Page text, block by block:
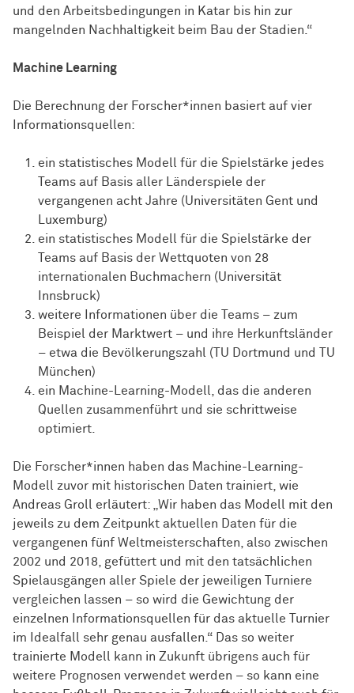
und den Arbeitsbedingungen in Katar bis hin zur
mangelnden Nachhaltigkeit beim Bau der Stadien.“
Machine Learning
Die Berechnung der Forscher*innen basiert auf vier
Informationsquellen:
ein statistisches Modell für die Spielstärke jedes
Teams auf Basis aller Länderspiele der
vergangenen acht Jahre (Universitäten Gent und
Luxemburg)
ein statistisches Modell für die Spielstärke der
Teams auf Basis der Wettquoten von 28
internationalen Buchmachern (Universität
Innsbruck)
weitere Informationen über die Teams – zum
Beispiel der Marktwert – und ihre Herkunftsländer
– etwa die Bevölkerungszahl (TU Dortmund und TU
München)
ein Machine-Learning-Modell, das die anderen
Quellen zusammenführt und sie schrittweise
optimiert.
Die Forscher*innen haben das Machine-Learning-
Modell zuvor mit historischen Daten trainiert, wie
Andreas Groll erläutert: „Wir haben das Modell mit den
jeweils zu dem Zeitpunkt aktuellen Daten für die
vergangenen fünf Weltmeisterschaften, also zwischen
2002 und 2018, gefüttert und mit den tatsächlichen
Spielausgängen aller Spiele der jeweiligen Turniere
vergleichen lassen – so wird die Gewichtung der
einzelnen Informationsquellen für das aktuelle Turnier
im Idealfall sehr genau ausfallen.“ Das so weiter
trainierte Modell kann in Zukunft übrigens auch für
weitere Prognosen verwendet werden – so kann eine